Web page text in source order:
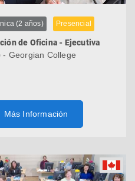
(2 años) Presencial
de Oficina - Ejecutiva
- Georgian College
Más Información